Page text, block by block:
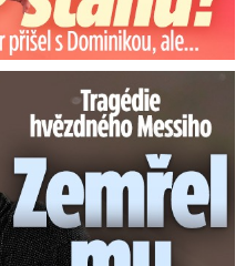
mu táta (†68)!